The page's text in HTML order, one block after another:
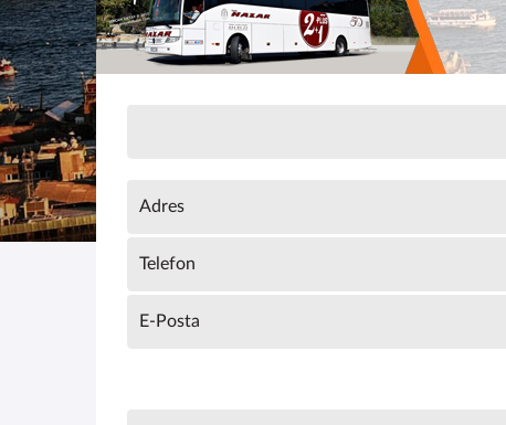
Adres
Telefon
E-Posta